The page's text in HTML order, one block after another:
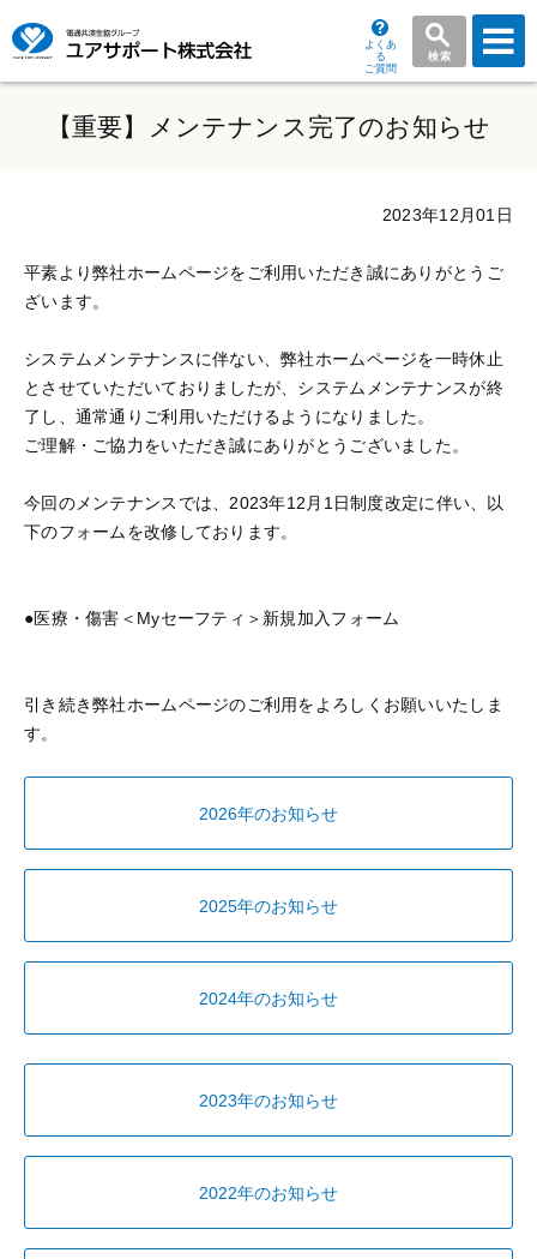
よくあ
る
ご質問
検索
ニ
ュ
【重要】メンテナンス完了のお知らせ
2023年12月01日
平素より弊社ホームページをご利用いただき誠にありがとうご
ざいます。
システムメンテナンスに伴ない、弊社ホームページを一時休止
とさせていただいておりましたが、システムメンテナンスが終
了し、通常通りご利用いただけるようになりました。
ご理解・ご協力をいただき誠にありがとうございました。
今回のメンテナンスでは、2023年12月1日制度改定に伴い、以
下のフォームを改修しております。
●医療・傷害＜Myセーフティ＞新規加入フォーム
引き続き弊社ホームページのご利用をよろしくお願いいたしま
す。
2026年のお知らせ
2025年のお知らせ
2024年のお知らせ
2023年のお知らせ
2022年のお知らせ